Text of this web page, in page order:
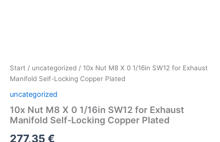
Start / uncategorized / 10x Nut M8 X 0 1/16in SW12 for Exhaust
Manifold Self-Locking Copper Plated
uncategorized
10x Nut M8 X 0 1/16in SW12 for Exhaust
Manifold Self-Locking Copper Plated
277,35 €